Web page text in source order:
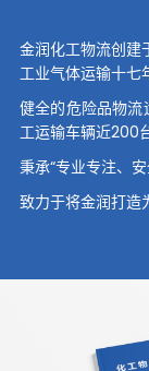
金润化工物流创建
工业气体运输十七
健全的危险品物
工运输车辆近200台
秉承“专业专注、
致力于将金润打造